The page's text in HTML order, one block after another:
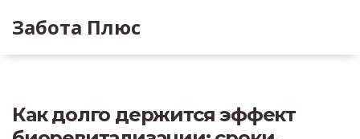
Забота Плюс
Как долго держится эффект